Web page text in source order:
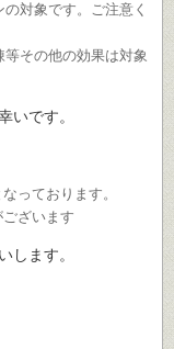
対象です。ご注意く
その他の効果は対象
いです。
っております。
ざいます
します。